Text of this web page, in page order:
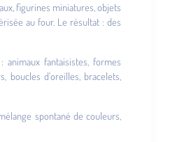
figurines miniatures, objets
au four. Le résultat : des
fantaisistes, formes
d’oreilles, bracelets,
spontané de couleurs,